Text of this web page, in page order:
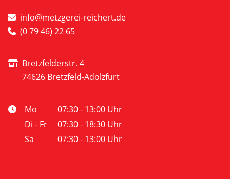
info@metzgerei-reichert.de
(0 79 46) 22 65
Bretzfelderstr. 4
74626 Bretzfeld-Adolzfurt
Mo
07:30 - 13:00 Uhr
Di - Fr
07:30 - 18:30 Uhr
Sa
07:30 - 13:00 Uhr